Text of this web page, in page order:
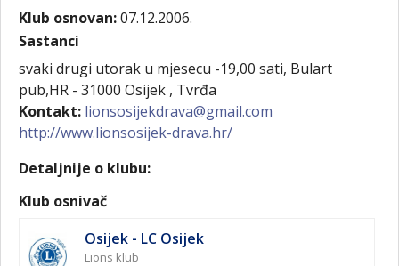
Klub osnovan:07.12.2006.
Sastanci
svaki drugi utorak u mjesecu -19,00 sati, Bulart
pub,HR - 31000 Osijek , Tvrđa
Kontakt: lionsosijekdrava@gmail.com
http://www.lionsosijek-drava.hr/
Detaljnije o klubu:
Klub osnivač
Osijek - LC Osijek
Lions klub